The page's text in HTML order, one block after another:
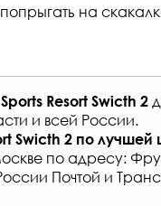
на
Sports Resort Swicth 2
и всей России.
Swicth 2 по лучшей
по адресу:
Почтой и